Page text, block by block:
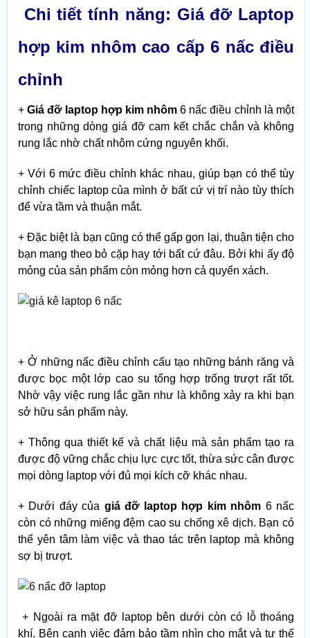
Chi tiết tính năng: Giá đỡ Laptop
hợp kim nhôm cao cấp 6 nấc điều
chỉnh
+Giá đỡ laptop hợp kim nhôm 6 nấc điều chỉnh là một
trong những dòng giá đỡ cam kết chắc chắn và không
rung lắc nhờ chất nhôm cứng nguyên khối.
+ Với 6 mức điều chỉnh khác nhau, giúp bạn có thể tùy
chỉnh chiếc laptop của mình ở bất cứ vị trí nào tùy thích
để vừa tầm và thuận mắt.
+ Đặc biệt là bạn cũng có thể gấp gọn lại, thuận tiện cho
bạn mang theo bỏ cặp hay tới bất cứ đâu. Bởi khi ấy độ
mỏng của sản phẩm còn mỏng hơn cả quyển xách.
+ Ở những nấc điều chỉnh cấu tạo những bánh răng và
được bọc một lớp cao su tổng hợp trống trượt rất tốt.
Nhờ vậy việc rung lắc gần như là không xảy ra khi bạn
sở hữu sản phẩm này.
+ Thông qua thiết kế và chất liệu mà sản phẩm tạo ra
được độ vững chắc chịu lực cực tốt, thừa sức cân được
mọi dòng laptop với đủ mọi kích cỡ khác nhau.
+ Dưới đáy của giá đỡ laptop hợp kim nhôm 6 nấc
còn có những miếng đệm cao su chống xê dịch. Bạn có
thể yên tâm làm việc và thao tác trên laptop mà không
sợ bị trượt.
+ Ngoài ra mặt đỡ laptop bên dưới còn có lỗ thoáng
khí. Bên cạnh việc đảm bảo tầm nhìn cho mắt và tư thế